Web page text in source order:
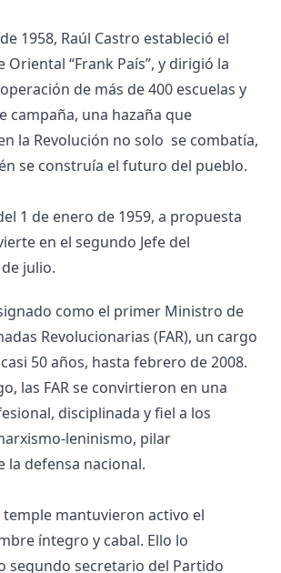
1958, Raúl Castro estableció el
Oriental “Frank País”, y dirigió la
de más de 400 escuelas y
campaña, una hazaña que
la Revolución no solo se combatía,
se construía el futuro del pueblo.
1 de enero de 1959, a propuesta
en el segundo Jefe del
julio.
como el primer Ministro de
Revolucionarias (FAR), un cargo
50 años, hasta febrero de 2008.
las FAR se convirtieron en una
disciplinada y fiel a los
leninismo, pilar
la defensa nacional.
temple mantuvieron activo el
íntegro y cabal. Ello lo
segundo secretario del Partido